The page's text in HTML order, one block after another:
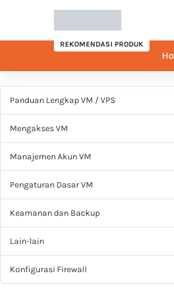
REKOMENDASI PRODUK
Panduan Lengkap VM / VPS
Mengakses VM
Manajemen Akun VM
Pengaturan Dasar VM
Keamanan dan Backup
Lain-lain
Konfigurasi Firewall